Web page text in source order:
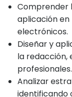
Comprender
aplicación en
electrónicos.
Diseñar y
la redacción,
profesionales.
Analizar
identificando